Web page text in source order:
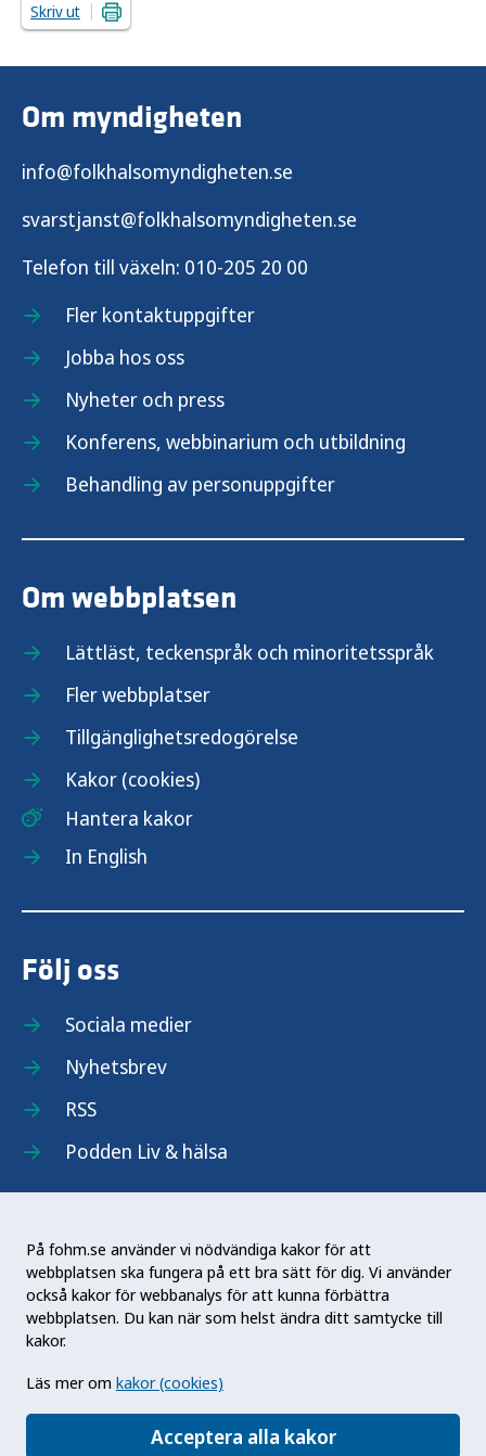
På fohm.se använder vi nödvändiga kakor för att
webbplatsen ska fungera på ett bra sätt för dig. Vi använder
också kakor för webbanalys för att kunna förbättra
webbplatsen. Du kan när som helst ändra ditt samtycke till
kakor.
Läs mer om kakor (cookies)
Acceptera alla kakor
Skriv ut
Om myndigheten
info@folkhalsomyndigheten.se
svarstjanst@folkhalsomyndigheten.se
Telefon till växeln: 010-205 20 00
Fler kontaktuppgifter
Jobba hos oss
Nyheter och press
Konferens, webbinarium och utbildning
Behandling av personuppgifter
Om webbplatsen
Lättläst, teckenspråk och minoritetsspråk
Fler webbplatser
Tillgänglighetsredogörelse
Kakor (cookies)
Hantera kakor
In English
Följ oss
Sociala medier
Nyhetsbrev
RSS
Podden Liv & hälsa
Folkhälsomyndigheten (Fohm) är en nationell
kunskapsmyndighet som arbetar för en bättre
folkhälsa. Det gör myndigheten genom att
främja hälsa, förebygga ohälsa och skydda mot
hälsohot. Vår vision är en folkhälsa som stärker